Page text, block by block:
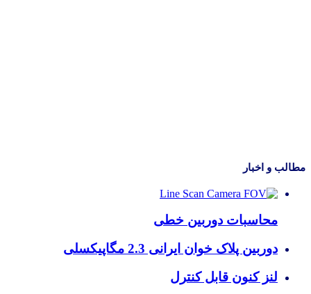
مطالب و اخبار
محاسبات دوربین خطی
دوربین پلاک خوان ایرانی 2.3 مگاپیکسلی
لنز کنون قابل کنترل